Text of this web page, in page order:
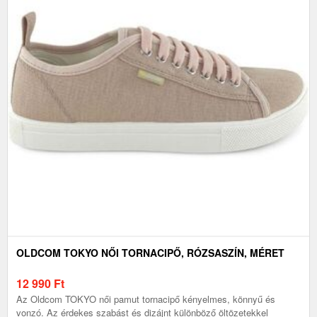
OLDCOM TOKYO NŐI TORNACIPŐ, RÓZSASZÍN, MÉRET
12 990 Ft
Az Oldcom TOKYO női pamut tornacipő kényelmes, könnyű és
vonzó. Az érdekes szabást és dizájnt különböző öltözetekkel